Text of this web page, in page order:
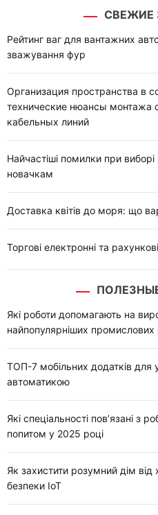
:
СВЕЖИЕ
Рейтинг ваг для вантажних
зважування фур
Организация пространства в
технические нюансы монтажа
кабельных линий
Найчастіші помилки при
новачкам
Доставка квітів до моря: що
Торгові електронні та
Які роботи допомагають на
найпопулярніших промислових
ТОП-7 мобільних додатків
автоматикою
Які спеціальності пов’язані з
попитом у 2025 році
Як захистити розумний дім
безпеки IoT